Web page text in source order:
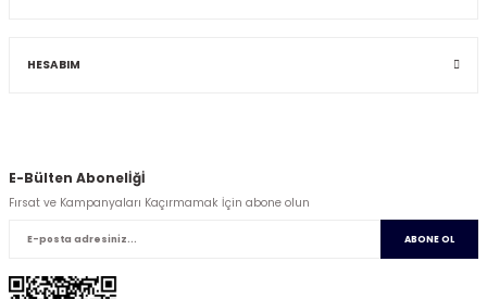
HESABIM
E-Bülten Abonelİğİ
Fırsat ve Kampanyaları Kaçırmamak İçin abone olun
ABONE OL